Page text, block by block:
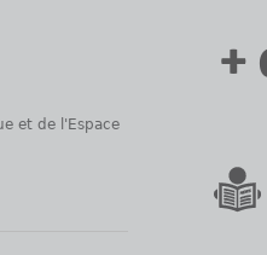
et de l'Espace
+